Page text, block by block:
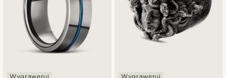
Wygraweruj Wygraweruj